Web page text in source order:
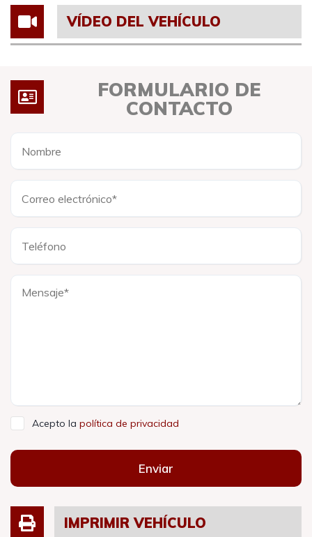
VÍDEO DEL VEHÍCULO
FORMULARIO DE
CONTACTO
Acepto la política de privacidad
Enviar
IMPRIMIR VEHÍCULO